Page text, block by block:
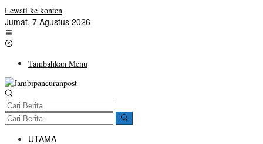
Lewati ke konten
Jumat, 7 Agustus 2026
Tambahkan Menu
UTAMA